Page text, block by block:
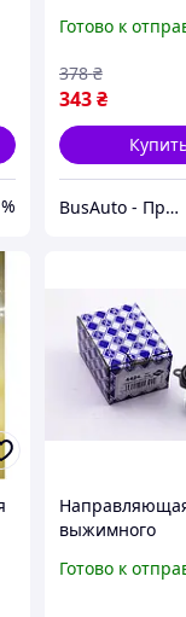
Caddy II/III/IV/
Готово к
343 ₴
378 ₴
BusAuto - Продажа оригинальных запчастей к микроавтобусам и иномаркам
выжимного
Berlingo/
Готово к